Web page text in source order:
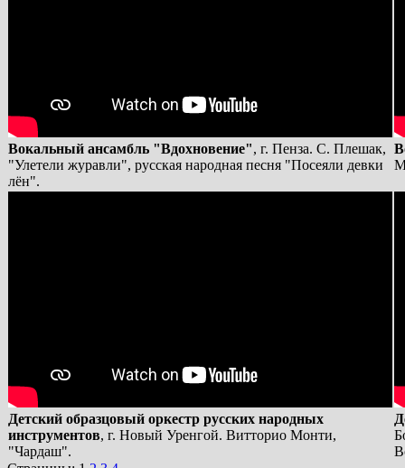
Вокальный ансамбль "Вдохновение", г. Пенза. С. Плешак,
"Улетели журавли", русская народная песня "Посеяли девки
лён".
Детский образцовый оркестр русских народных
инструментов, г. Новый Уренгой. Витторио Монти,
"Чардаш".